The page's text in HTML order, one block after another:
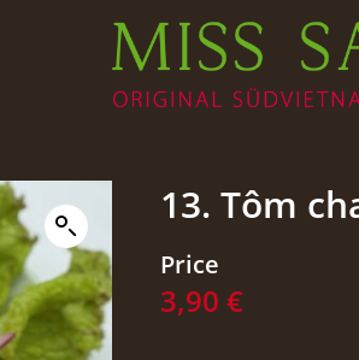
13. Tôm
Price
3,90 €